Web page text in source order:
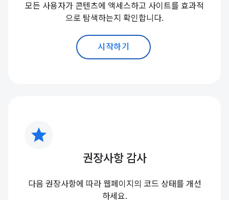
모든 사용자가 콘텐츠에 액세스하고 사이트를 효과적
으로 탐색하는지 확인합니다.
시작하기
star
권장사항 감사
다음 권장사항에 따라 웹페이지의 코드 상태를 개선
하세요.